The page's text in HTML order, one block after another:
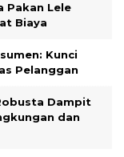
Pakan Lele
Biaya
Kunci
Pelanggan
Dampit
dan